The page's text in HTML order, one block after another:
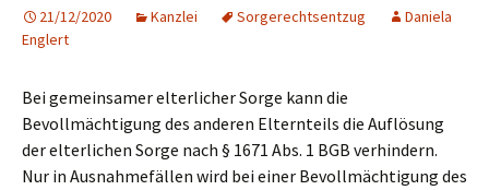
21/12/2020 Kanzlei Sorgerechtsentzug
Daniela
Englert
Bei gemeinsamer elterlicher Sorge kann die
Bevollmächtigung des anderen Elternteils die Auflösung
der elterlichen Sorge nach § 1671 Abs. 1 BGB verhindern.
Nur in Ausnahmefällen wird bei einer Bevollmächtigung des